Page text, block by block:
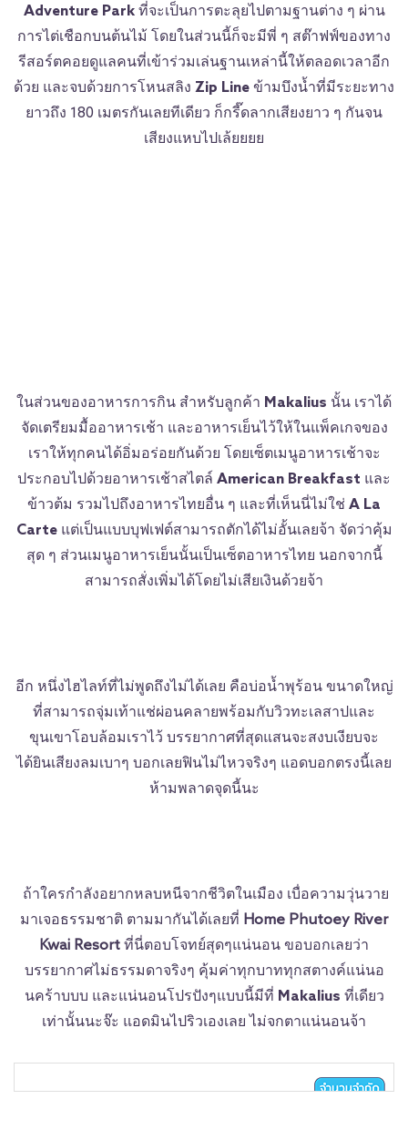
Adventure Parkที่จะเป็นการตะลุยไปตามฐานต่าง ๆ ผ่าน
การไต่เชือกบนต้นไม้ โดยในส่วนนี้ก็จะมีพี่ ๆ สต๊าฟฟ์ของทาง
รีสอร์ตคอยดูแลคนที่เข้าร่วมเล่นฐานเหล่านี้ให้ตลอดเวลาอีก
ด้วย และจบด้วยการโหนสลิง Zip Line ข้ามบึงน้ำที่มีระยะทาง
ยาวถึง 180 เมตรกันเลยทีเดียว ก็กรี๊ดลากเสียงยาว ๆ กันจน
เสียงแหบไปเล้ยยยย
ในส่วนของอาหารการกิน สำหรับลูกค้า Makalius นั้น เราได้
จัดเตรียมมื้ออาหารเช้า และอาหารเย็นไว้ให้ในแพ็คเกจของ
เราให้ทุกคนได้อิ่มอร่อยกันด้วย โดยเซ็ตเมนูอาหารเช้าจะ
ประกอบไปด้วยอาหารเช้าสไตล์ American Breakfast และ
ข้าวต้ม รวมไปถึงอาหารไทยอื่น ๆ และที่เห็นนี่ไม่ใช่ A La
Carteแต่เป็นแบบบุฟเฟต์สามารถตักได้ไม่อั้นเลยจ้า จัดว่าคุ้ม
สุด ๆ ส่วนเมนูอาหารเย็นนั้นเป็นเซ็ตอาหารไทย นอกจากนี้
สามารถสั่งเพิ่มได้โดยไม่เสียเงินด้วยจ้า
อีก หนึ่งไฮไลท์ที่ไม่พูดถึงไม่ได้เลย คือบ่อน้ำพุร้อน ขนาดใหญ่
ที่สามารถจุ่มเท้าแช่ผ่อนคลายพร้อมกับวิวทะเลสาปและ
ขุนเขาโอบล้อมเราไว้ บรรยากาศที่สุดแสนจะสงบเงียบจะ
ได้ยินเสียงลมเบาๆ บอกเลยฟินไม่ไหวจริงๆ แอดบอกตรงนี้เลย
ห้ามพลาดจุดนี้นะ
ถ้าใครกำลังอยากหลบหนีจากชีวิตในเมือง เบื่อความวุ่นวาย
มาเจอธรรมชาติ ตามมากันได้เลยที่ Home Phutoey River
Kwai Resort ที่นี่ตอบโจทย์สุดๆแน่นอน ขอบอกเลยว่า
บรรยากาศไม่ธรรมดาจริงๆ คุ้มค่าทุกบาททุกสตางค์แน่นอ
นคร้าบบบ และแน่นอนโปรปังๆแบบนี้มีที่ Makalius ที่เดียว
เท่านั้นนะจ๊ะ แอดมินไปริวเองเลย ไม่จกตาแน่นอนจ้า